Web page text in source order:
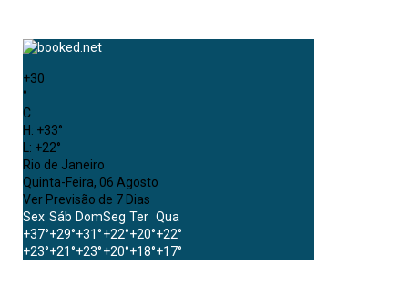
+30
°
C
H: +33°
L: +22°
Rio de Janeiro
Quinta-Feira, 06 Agosto
Ver Previsão de 7 Dias
Sex Sáb DomSeg Ter Qua
+37°+29°+31°+22°+20°+22°
+23°+21°+23°+20°+18°+17°